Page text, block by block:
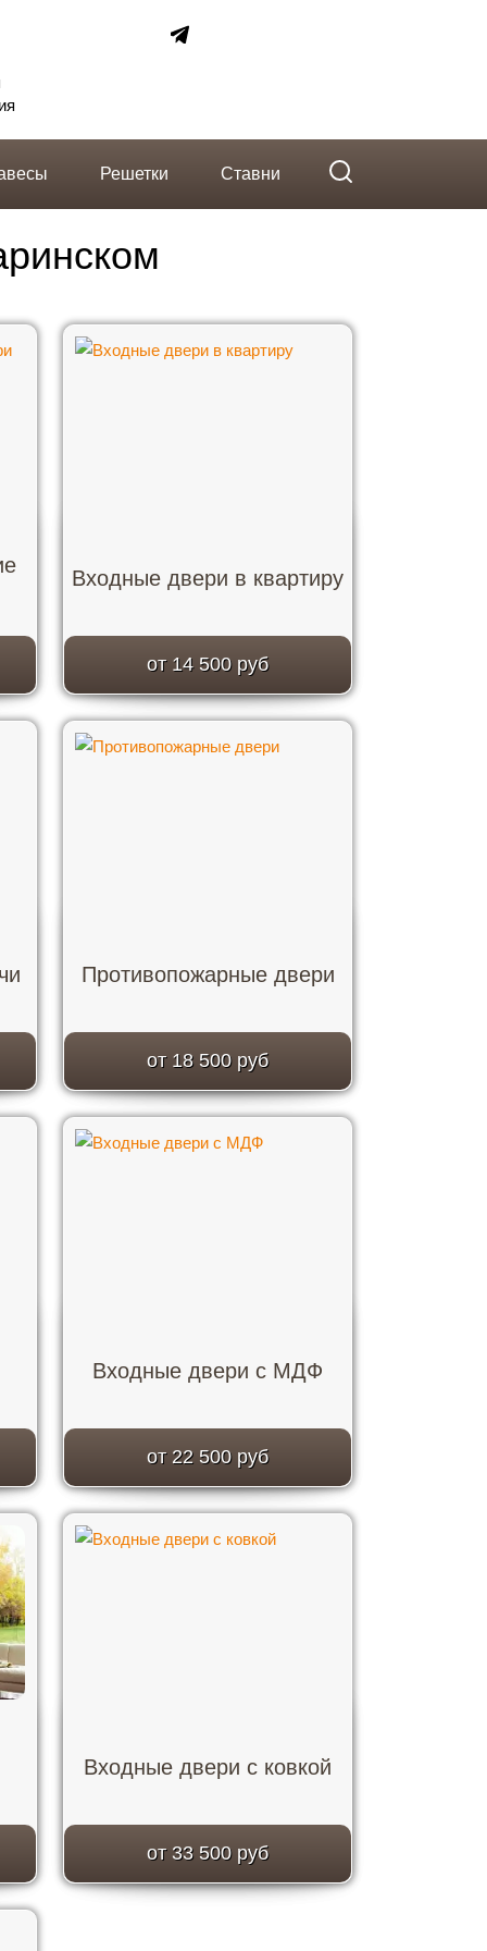
Решетки Ставни
Входные двери в квартиру
от 14 500 руб
Противопожарные двери
от 18 500 руб
Входные двери с МДФ
от 22 500 руб
Входные двери с ковкой
от 33 500 руб